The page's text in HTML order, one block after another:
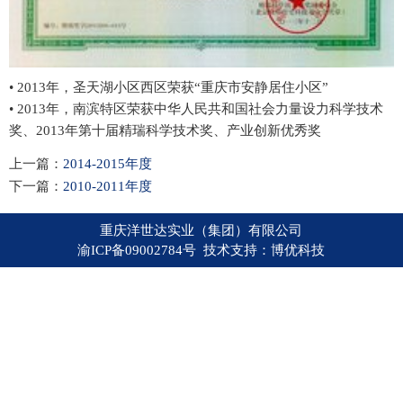
• 2013年，圣天湖小区西区荣获“重庆市安静居住小区”
• 2013年，南滨特区荣获中华人民共和国社会力量设力科学技术
奖、2013年第十届精瑞科学技术奖、产业创新优秀奖
上一篇： 2014-2015年度
下一篇： 2010-2011年度
重庆洋世达实业（集团）有限公司
渝ICP备09002784号 技术支持：博优科技